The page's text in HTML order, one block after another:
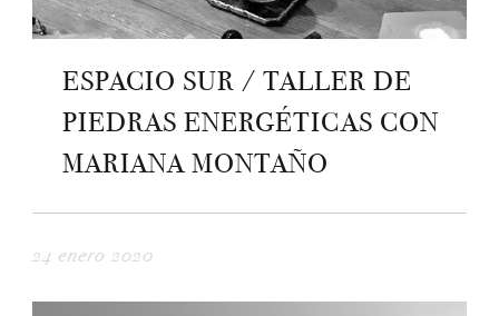
ESPACIO SUR / TALLER DE
PIEDRAS ENERGÉTICAS CON
MARIANA MONTAÑO
24 enero 2020